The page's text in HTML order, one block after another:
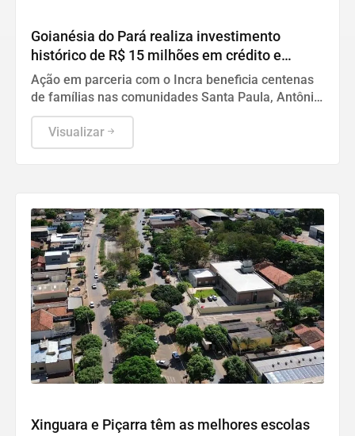
Goianésia do Pará realiza investimento
histórico de R$ 15 milhões em crédito e
habitação
Ação em parceria com o Incra beneficia centenas
de famílias nas comunidades Santa Paula, Antônio
Nonato, Clesinho e Ararandeua
Visualizar
Xinguara e Piçarra têm as melhores escolas